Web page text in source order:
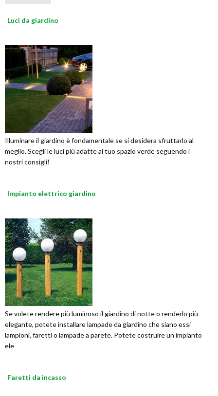
Luci da giardino
Illuminare il giardino è fondamentale se si desidera sfruttarlo al
meglio. Scegli le luci più adatte al tuo spazio verde seguendo i
nostri consigli!
Impianto elettrico giardino
Se volete rendere più luminoso il giardino di notte o renderlo più
elegante, potete installare lampade da giardino che siano essi
lampioni, faretti o lampade a parete. Potete costruire un impianto
ele
Faretti da incasso